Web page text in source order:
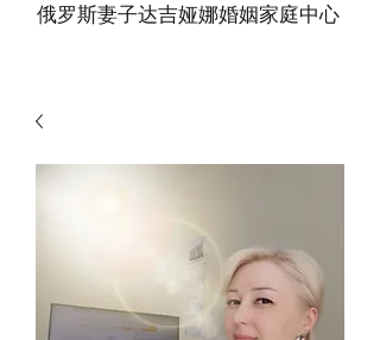
俄罗斯妻子达吉娅娜婚姻家庭中心